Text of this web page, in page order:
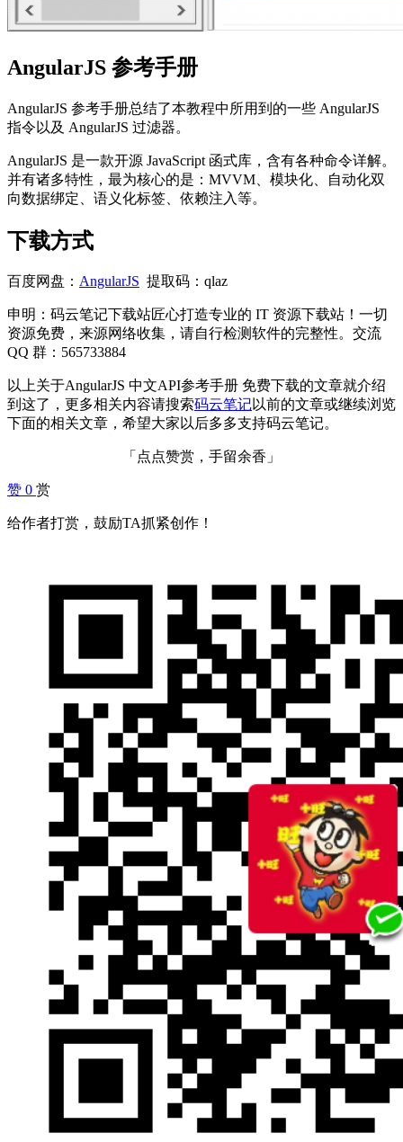
AngularJS 参考手册
AngularJS 参考手册总结了本教程中所用到的一些 AngularJS
指令以及 AngularJS 过滤器。
AngularJS 是一款开源 JavaScript 函式库，含有各种命令详解。
并有诸多特性，最为核心的是：MVVM、模块化、自动化双
向数据绑定、语义化标签、依赖注入等。
下载方式
百度网盘： AngularJS 提取码：qlaz
申明：码云笔记下载站匠心打造专业的 IT 资源下载站！一切
资源免费，来源网络收集，请自行检测软件的完整性。交流
QQ 群：565733884
以上关于AngularJS 中文API参考手册 免费下载的文章就介绍
到这了，更多相关内容请搜索码云笔记以前的文章或继续浏览
下面的相关文章，希望大家以后多多支持码云笔记。
「点点赞赏，手留余香」
赞 0 赏
给作者打赏，鼓励TA抓紧创作！